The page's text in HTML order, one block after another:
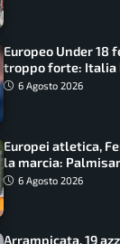
Europeo Under 18
troppo forte: Italia
gioca il Mondiale
6 Agosto 2026
Europei atletica,
la marcia:
guidano l’Italia
6 Agosto 2026
Arrampicata, 19